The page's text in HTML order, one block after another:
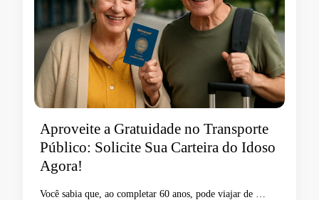
Aproveite a Gratuidade no Transporte
Público: Solicite Sua Carteira do Idoso
Agora!
Você sabia que, ao completar 60 anos, pode viajar de …